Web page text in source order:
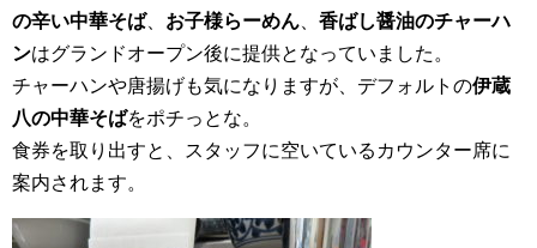
の辛い中華そば、 お子様らーめん
香ばし醤油のチャーハ
ンはグランドオープン後に提供となっていました。
チャーハンや唐揚げも気になりますが、デフォルトの伊蔵
八の中華そばをポチっとな。
食券を取り出すと、スタッフに空いているカウンター席に
案内されます。